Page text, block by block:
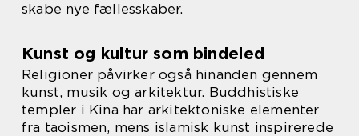
skabe nye fællesskaber.
Kunst og kultur som bindeled
Religioner påvirker også hinanden gennem
kunst, musik og arkitektur. Buddhistiske
templer i Kina har arkitektoniske elementer
fra taoismen, mens islamisk kunst inspirerede